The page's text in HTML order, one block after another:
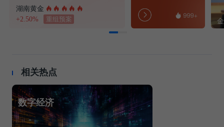
湖南黄金
+2.50%
重组预案
相关热点
数字经济